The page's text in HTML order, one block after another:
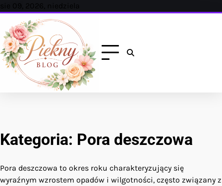
Skip
content
sie 09, 2026, niedziela
Kategoria: Pora deszczowa
Pora deszczowa to okres roku charakteryzujący się
wyraźnym wzrostem opadów i wilgotności, często związany z